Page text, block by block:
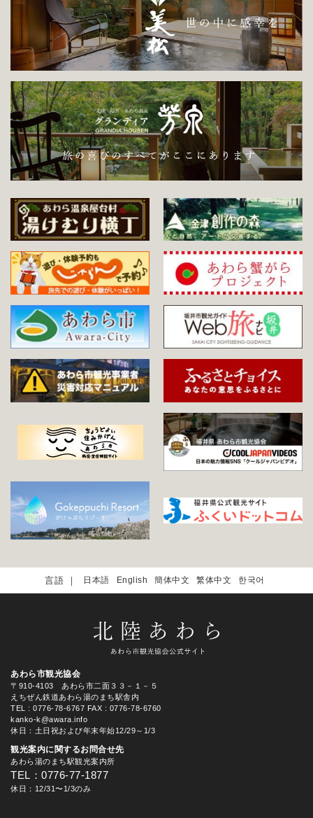
日本語 English 簡体中文 繁体中文 한국어
あわら市観光協会
〒910-4103 あわら市二面３３－１－５
えちぜん鉄道あわら湯のまち駅舎内
TEL
: 0776-78-6767 FAX : 0776-78-6760
kanko-k@awara.info
休日：土日祝および年末年始12/29～1/3
観光案内に関するお問合せ先
あわら湯のまち駅観光案内所
TEL：0776-77-1877
休日：12/31〜1/3のみ